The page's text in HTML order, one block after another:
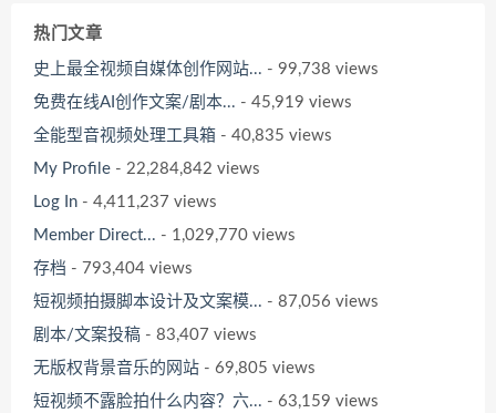
热门文章
史上最全视频自媒体创作网站... - 99,738 views
免费在线AI创作文案/剧本... - 45,919 views
全能型音视频处理工具箱 - 40,835 views
My Profile - 22,284,842 views
Log In - 4,411,237 views
Member Direct... - 1,029,770 views
存档 - 793,404 views
短视频拍摄脚本设计及文案模... - 87,056 views
剧本/文案投稿 - 83,407 views
无版权背景音乐的网站 - 69,805 views
短视频不露脸拍什么内容？六... - 63,159 views